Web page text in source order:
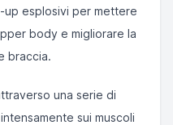
up esplosivi per mettere
body e migliorare la
braccia.
una serie di
sui muscoli